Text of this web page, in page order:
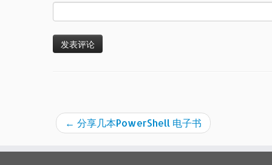
← 分享几本PowerShell 电子书